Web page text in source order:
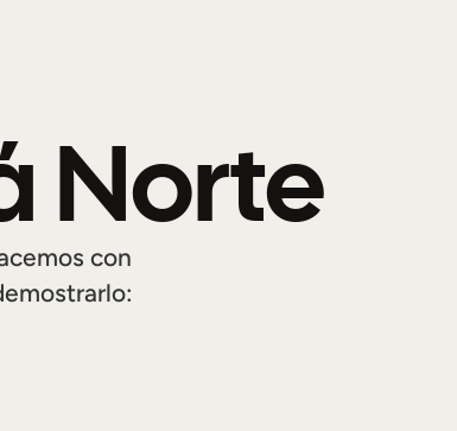
Norte
con